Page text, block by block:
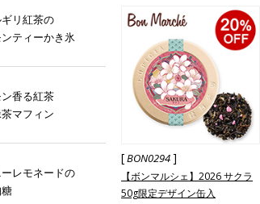
[BON0294]
【ボンマルシェ】2026 サクラ
50g限定デザイン缶入
リ紅茶の
ンティーかき氷
ン香る紅茶
マフィン
レモネードの